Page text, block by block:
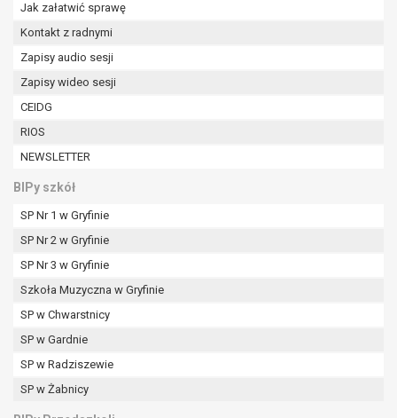
Jak załatwić sprawę
Kontakt z radnymi
Zapisy audio sesji
Zapisy wideo sesji
CEIDG
RIOS
NEWSLETTER
BIPy szkół
SP Nr 1 w Gryfinie
SP Nr 2 w Gryfinie
SP Nr 3 w Gryfinie
Szkoła Muzyczna w Gryfinie
SP w Chwarstnicy
SP w Gardnie
SP w Radziszewie
SP w Żabnicy